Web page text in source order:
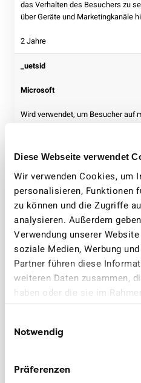
Diese Webseite verwendet
Wir verwenden Cookies, um
personalisieren, Funktionen
zu können und die Zugriffe
analysieren. Außerdem
Verwendung unserer
soziale Medien, Werbung
Partner führen diese
weiteren Daten zusammen,
haben oder die sie im
gesammelt haben.
Notwendig
Präferenzen
das Verhalten des Besuchers zu
über Geräte und Marketingkanäle
2 Jahre
_uetsid
Microsoft
Wird verwendet, um Besucher auf
Beständig
_uetsid
Microsoft
Sammelt Daten zum
um relevantere Werbung zu
Website auch, die Anzahl der
1 Tag
Microsoft
Enthält das Verfallsdatum für das
Namen.